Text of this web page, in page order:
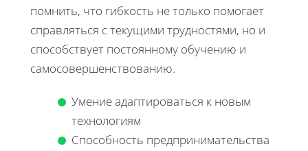
помнить, что гибкость не только помогает
справляться с текущими трудностями, но и
способствует постоянному обучению и
самосовершенствованию.
Умение адаптироваться к новым
технологиям
Способность предпринимательства